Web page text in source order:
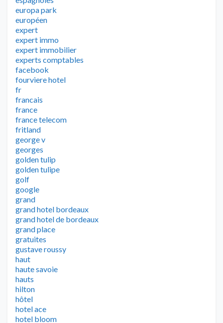
europa park
européen
expert
expert immo
expert immobilier
experts comptables
facebook
fourviere hotel
fr
francais
france
france telecom
fritland
george v
georges
golden tulip
golden tulipe
golf
google
grand
grand hotel bordeaux
grand hotel de bordeaux
grand place
gratuites
gustave roussy
haut
haute savoie
hauts
hilton
hôtel
hotel ace
hotel bloom